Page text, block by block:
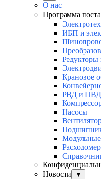
О нас
Программа
ИБП и
Редукторы
Крановое
РВД и ПВД
Насосы
Модульные
Новости
▼